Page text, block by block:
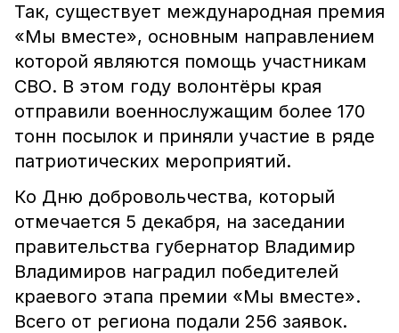
Так, существует международная премия
«Мы вместе», основным направлением
которой являются помощь участникам
СВО. В этом году волонтёры края
отправили военнослужащим более 170
тонн посылок и приняли участие в ряде
патриотических мероприятий.
Ко Дню добровольчества, который
отмечается 5 декабря, на заседании
правительства губернатор Владимир
Владимиров наградил победителей
краевого этапа премии «Мы вместе».
Всего от региона подали 256 заявок.